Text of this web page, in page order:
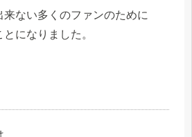
ない多くのファンのために
になりました。